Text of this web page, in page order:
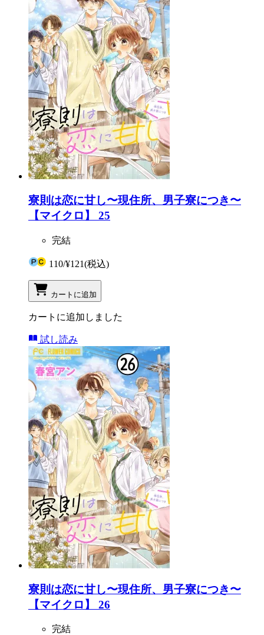
寮則は恋に甘し〜現住所、男子寮につき〜
【マイクロ】 25
完結
110/¥121(税込)
カートに追加
カートに追加しました
試し読み
寮則は恋に甘し〜現住所、男子寮につき〜
【マイクロ】 26
完結